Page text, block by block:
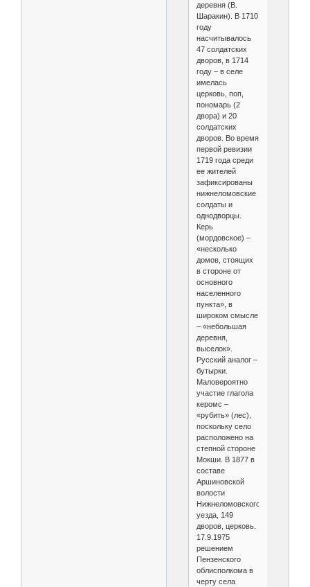
деревня (В.
Шаракин). В 1710
году
насчитывалось
47 солдатских
дворов, в 1714
году – в селе
имелась
церковь, поп,
пономарь (2
двора) и 20
солдатских
дворов. Во время
первой ревизии
1719 года среди
ее жителей
зафиксированы
нижнеломовские
солдаты и
однодворцы.
Керь
(мордовское) –
«несколько
домов, стоящих
в стороне от
основного
населенного
пункта», в
широком смысле
– «небольшая
деревня,
выселок».
Русский аналог –
бутырки.
Маловероятно
участие глагола
керомс –
«рубить» (лес),
поскольку село
расположено на
степной стороне
Мокши. В 1877 в
составе
Аршиновской
волости
Нижнеломовского
уезда, 149
дворов, церковь.
17.9.1975
решением
Пензенского
облисполкома в
черту села